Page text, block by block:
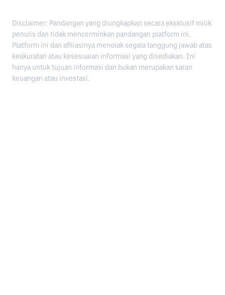
Disclaimer: Pandangan yang diungkapkan secara eksklusif milik
penulis dan tidak mencerminkan pandangan platform ini.
Platform ini dan afiliasinya menolak segala tanggung jawab atas
keakuratan atau kesesuaian informasi yang disediakan. Ini
hanya untuk tujuan informasi dan bukan merupakan saran
keuangan atau investasi.